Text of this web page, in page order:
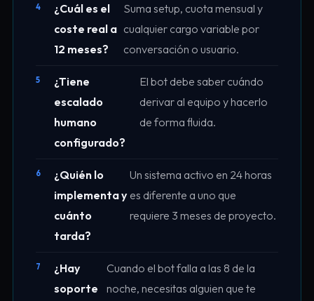
¿Cuál es el
coste real a
12 meses?
Suma setup, cuota mensual y
cualquier cargo variable por
conversación o usuario.
¿Tiene
escalado
humano
configurado?
El bot debe saber cuándo
derivar al equipo y hacerlo
de forma fluida.
¿Quién lo
implementa y
cuánto
tarda?
Un sistema activo en 24 horas
es diferente a uno que
requiere 3 meses de proyecto.
¿Hay
soporte
Cuando el bot falla a las 8 de la
noche, necesitas alguien que te